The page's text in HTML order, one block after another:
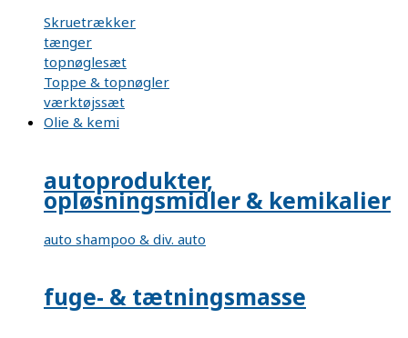
Skruetrækker
tænger
topnøglesæt
Toppe & topnøgler
værktøjssæt
Olie & kemi
autoprodukter,
opløsningsmidler & kemikalier
auto shampoo & div. auto
fuge- & tætningsmasse